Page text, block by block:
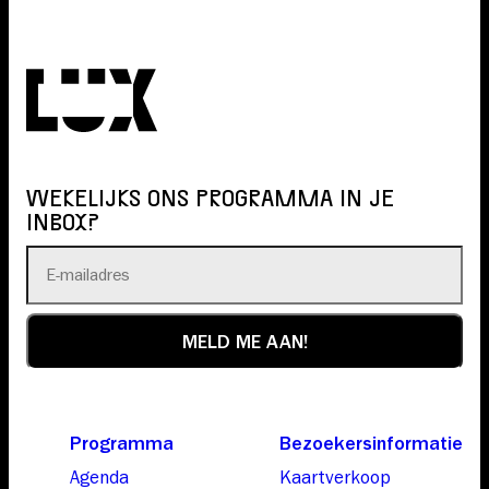
WEKELIJKS ONS PROGRAMMA IN JE
INBOX?
Programma
Agenda
Bezoekersinformatie
Kaartverkoop